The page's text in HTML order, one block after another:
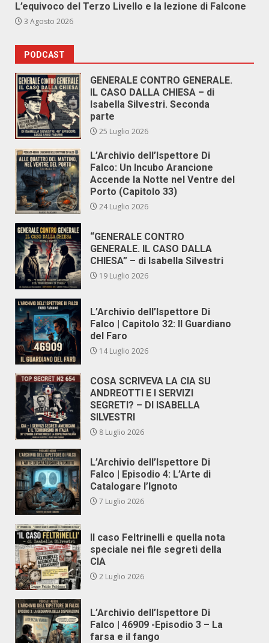
L’equivoco del Terzo Livello e la lezione di Falcone
3 Agosto 2026
PODCAST
GENERALE CONTRO GENERALE.
IL CASO DALLA CHIESA – di
Isabella Silvestri. Seconda
parte
25 Luglio 2026
L’Archivio dell’Ispettore Di
Falco: Un Incubo Arancione
Accende la Notte nel Ventre del
Porto (Capitolo 33)
24 Luglio 2026
“GENERALE CONTRO
GENERALE. IL CASO DALLA
CHIESA” – di Isabella Silvestri
19 Luglio 2026
L’Archivio dell’Ispettore Di
Falco | Capitolo 32: Il Guardiano
del Faro
14 Luglio 2026
COSA SCRIVEVA LA CIA SU
ANDREOTTI E I SERVIZI
SEGRETI? – DI ISABELLA
SILVESTRI
8 Luglio 2026
L’Archivio dell’Ispettore Di
Falco | Episodio 4: L’Arte di
Catalogare l’Ignoto
7 Luglio 2026
Il caso Feltrinelli e quella nota
speciale nei file segreti della
CIA
2 Luglio 2026
L’Archivio dell’Ispettore Di
Falco | 46909 -Episodio 3 – La
farsa e il fango